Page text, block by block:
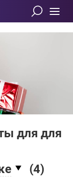
для для
(4)